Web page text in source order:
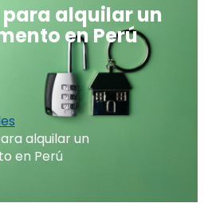
para alquilar un
en Perú
alquilar un
en Perú